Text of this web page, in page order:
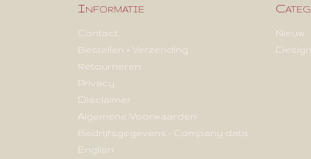
Informatie
Contact
Bestellen + Verzending
Retourneren
Privacy
Disclaimer
Algemene Voorwaarden
Bedrijfsgegevens - Company data
English
Nieuw